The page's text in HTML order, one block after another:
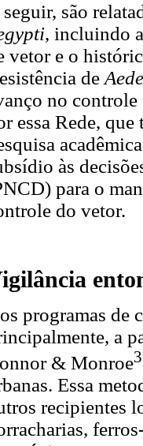
são
, incluindo
vetor e o
de
no
essa Rede,
às
para o
do vetor.
programas de
a
& Monroe3
Essa
recipientes